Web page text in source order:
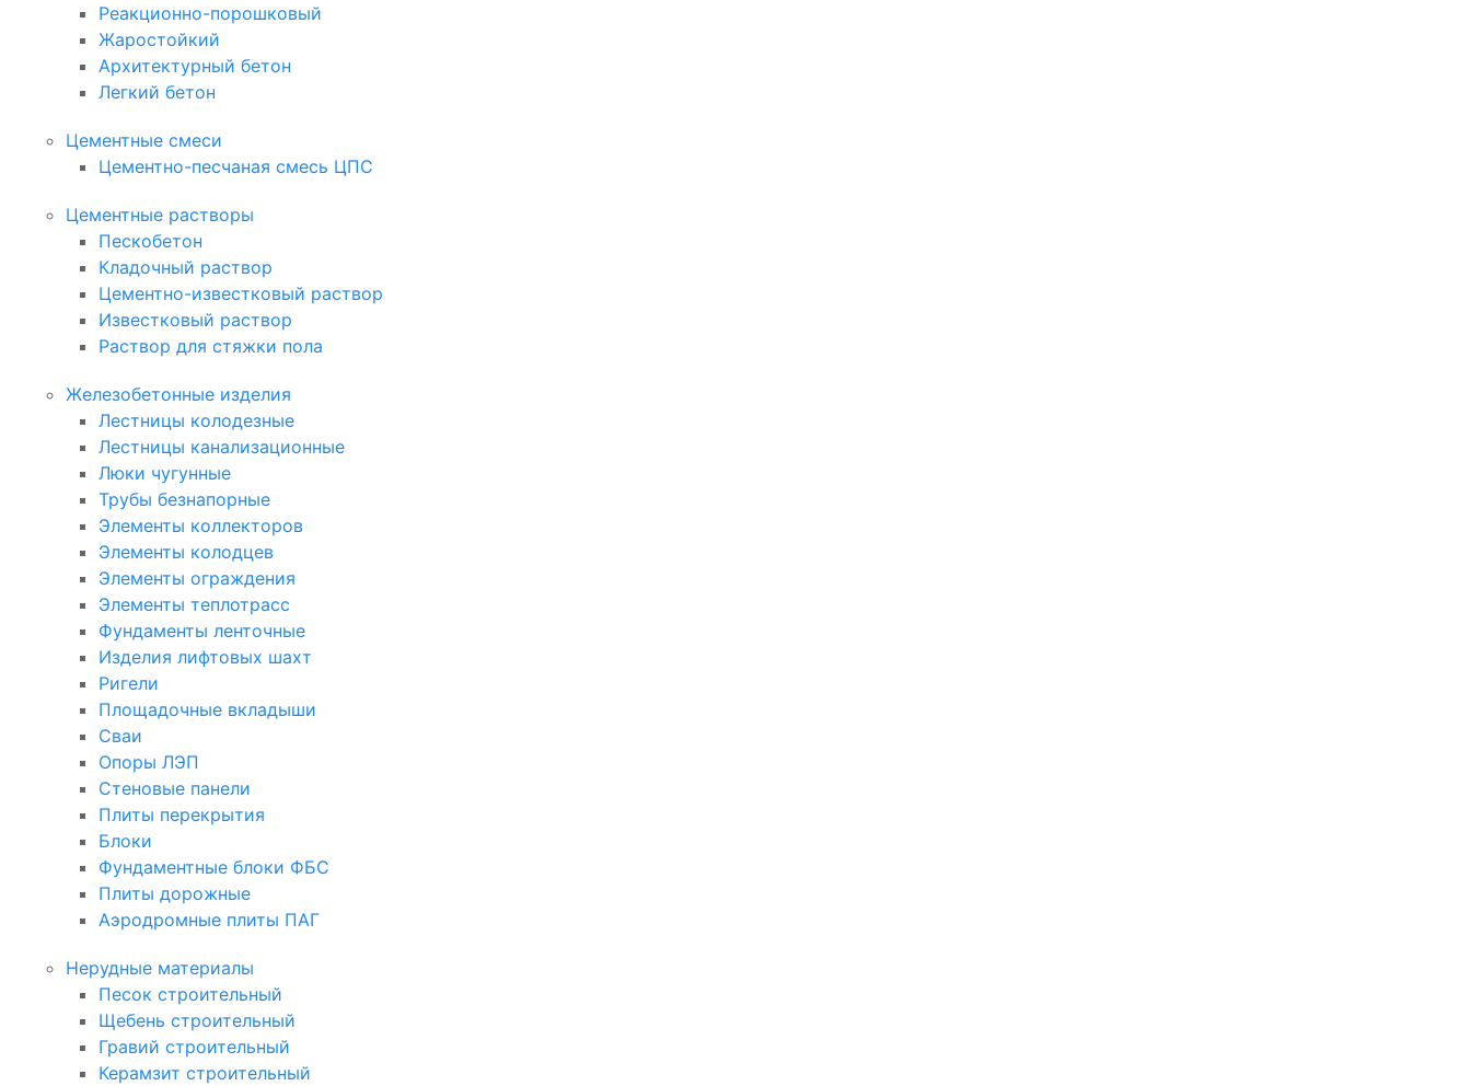
Реакционно-порошковый
Жаростойкий
Архитектурный бетон
Легкий бетон
Цементные смеси
Цементно-песчаная смесь ЦПС
Цементные растворы
Пескобетон
Кладочный раствор
Цементно-известковый раствор
Известковый раствор
Раствор для стяжки пола
Железобетонные изделия
Лестницы колодезные
Лестницы канализационные
Люки чугунные
Трубы безнапорные
Элементы коллекторов
Элементы колодцев
Элементы ограждения
Элементы теплотрасс
Фундаменты ленточные
Изделия лифтовых шахт
Ригели
Площадочные вкладыши
Сваи
Опоры ЛЭП
Стеновые панели
Плиты перекрытия
Блоки
Фундаментные блоки ФБС
Плиты дорожные
Аэродромные плиты ПАГ
Нерудные материалы
Песок строительный
Щебень строительный
Гравий строительный
Керамзит строительный